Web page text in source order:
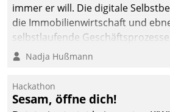
immer er will. Die digitale
die Immobilienwirtschaft und
selbstlaufende
Kunde und smart der
Nadja Hußmann
Hackathon
Sesam, öffne dich!